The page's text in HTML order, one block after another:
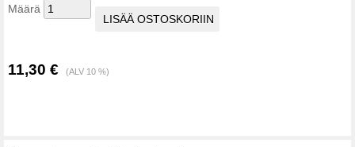
Määrä
11,30 € (ALV 10 %)